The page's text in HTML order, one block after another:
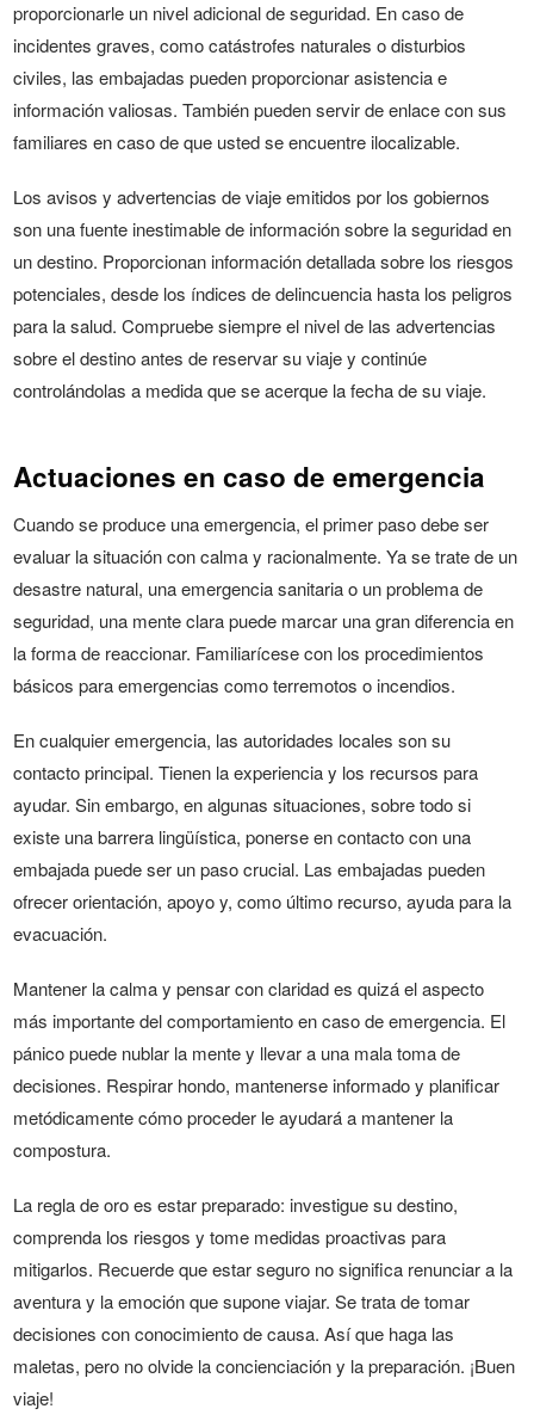
proporcionarle un nivel adicional de seguridad. En caso de
incidentes graves, como catástrofes naturales o disturbios
civiles, las embajadas pueden proporcionar asistencia e
información valiosas. También pueden servir de enlace con sus
familiares en caso de que usted se encuentre ilocalizable.
Los avisos y advertencias de viaje emitidos por los gobiernos
son una fuente inestimable de información sobre la seguridad en
un destino. Proporcionan información detallada sobre los riesgos
potenciales, desde los índices de delincuencia hasta los peligros
para la salud. Compruebe siempre el nivel de las advertencias
sobre el destino antes de reservar su viaje y continúe
controlándolas a medida que se acerque la fecha de su viaje.
Actuaciones en caso de emergencia
Cuando se produce una emergencia, el primer paso debe ser
evaluar la situación con calma y racionalmente. Ya se trate de un
desastre natural, una emergencia sanitaria o un problema de
seguridad, una mente clara puede marcar una gran diferencia en
la forma de reaccionar. Familiarícese con los procedimientos
básicos para emergencias como terremotos o incendios.
En cualquier emergencia, las autoridades locales son su
contacto principal. Tienen la experiencia y los recursos para
ayudar. Sin embargo, en algunas situaciones, sobre todo si
existe una barrera lingüística, ponerse en contacto con una
embajada puede ser un paso crucial. Las embajadas pueden
ofrecer orientación, apoyo y, como último recurso, ayuda para la
evacuación.
Mantener la calma y pensar con claridad es quizá el aspecto
más importante del comportamiento en caso de emergencia. El
pánico puede nublar la mente y llevar a una mala toma de
decisiones. Respirar hondo, mantenerse informado y planificar
metódicamente cómo proceder le ayudará a mantener la
compostura.
La regla de oro es estar preparado: investigue su destino,
comprenda los riesgos y tome medidas proactivas para
mitigarlos. Recuerde que estar seguro no significa renunciar a la
aventura y la emoción que supone viajar. Se trata de tomar
decisiones con conocimiento de causa. Así que haga las
maletas, pero no olvide la concienciación y la preparación. ¡Buen
viaje!